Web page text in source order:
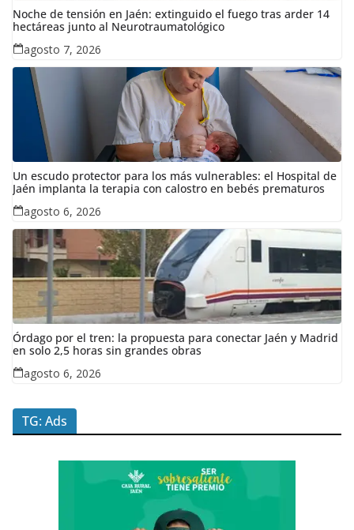
Noche de tensión en Jaén: extinguido el fuego tras arder 14
hectáreas junto al Neurotraumatológico
agosto 7, 2026
Un escudo protector para los más vulnerables: el Hospital de
Jaén implanta la terapia con calostro en bebés prematuros
agosto 6, 2026
Órdago por el tren: la propuesta para conectar Jaén y Madrid
en solo 2,5 horas sin grandes obras
agosto 6, 2026
TG: Ads